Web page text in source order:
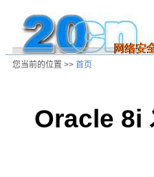
您当前的位置 >> 首页
Oracle 8i